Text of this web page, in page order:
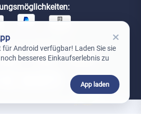
Versandpartner: ×
für Android verfügbar! Laden Sie sie
besseres Einkaufserlebnis zu
App laden